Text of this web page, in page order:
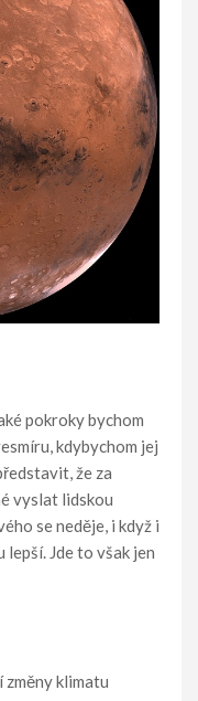
pokroky bychom
kdybychom jej
že za
vyslat lidskou
se neděje, i když i
Jde to však jen
klimatu